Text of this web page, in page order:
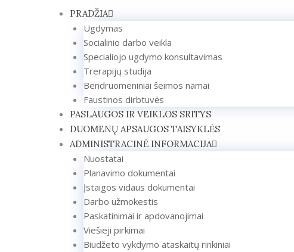
PRADŽIA
Ugdymas
Socialinio darbo veikla
Specialiojo ugdymo konsultavimas
Trerapijų studija
Bendruomeniniai šeimos namai
Faustinos dirbtuvės
PASLAUGOS IR VEIKLOS SRITYS
DUOMENŲ APSAUGOS TAISYKLĖS
ADMINISTRACINĖ INFORMACIJA
Nuostatai
Planavimo dokumentai
Įstaigos vidaus dokumentai
Darbo užmokestis
Paskatinimai ir apdovanojimai
Viešieji pirkimai
Biudžeto vykdymo ataskaitų rinkiniai